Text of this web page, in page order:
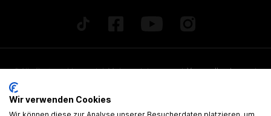
* Alle Preise inkl. gesetzl. Mehrwertsteuer zzgl.Versandkostenund
angegebenen Lieferzeiten beziehen sich auf Deutschland!
Wir verwenden Cookies